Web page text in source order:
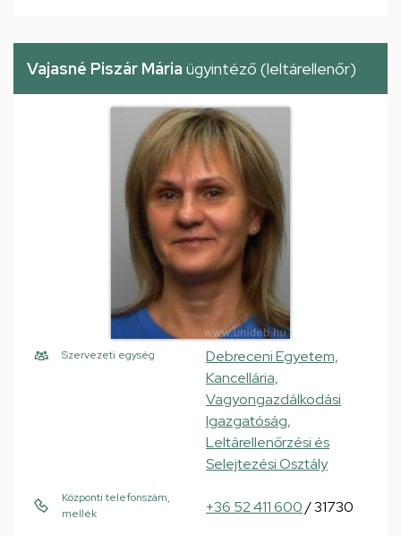
Vajasné Piszár Mária ügyintéző (leltárellenőr)
Szervezeti egység
Debreceni Egyetem,
Kancellária,
Vagyongazdálkodási
Igazgatóság,
Leltárellenőrzési és
Selejtezési Osztály
Központi telefonszám,
mellék
+36 52 411 600/ 31730